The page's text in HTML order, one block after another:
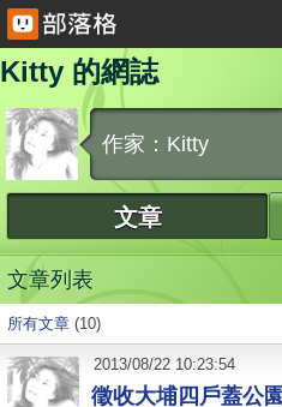
Kitty 的網誌
作家：Kitty
文章
文章列表
所有文章 (10)
徵收大埔四戶蓋公
2013/08/22 10:23:54